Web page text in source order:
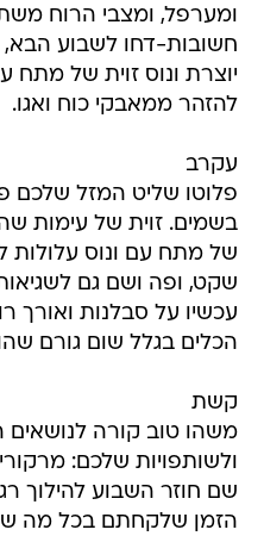
ומערפל, ומצבי הרוח
חשובות-דחו לשבוע
יוצרת ונוס זוית של מתח
להזהר ממאבקי כוח ואגו.
עקרב
פלוטו שליט המזל שלכם
בשמים. זוית של עימות
של מתח עם ונוס עלולות
שקט, ופה ושם גם
עכשיו על סבלנות ואורך
הכלים בגלל שום גורם
קשת
משהו טוב קורה לנושאים
ולשותפויות שלכם:
שם חוזר השבוע להילוך
הזמן שלקחתם בכל מה